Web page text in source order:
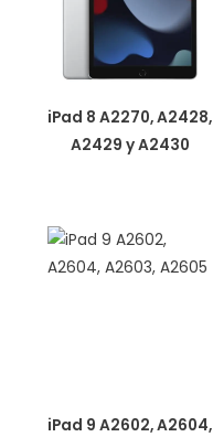
iPad 8 A2270, A2428,
A2429 y A2430
iPad 9 A2602, A2604,